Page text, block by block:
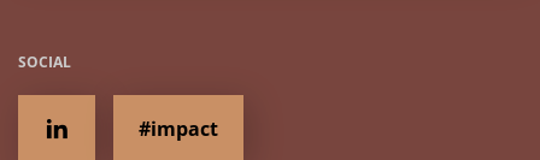
SOCIAL
#impact